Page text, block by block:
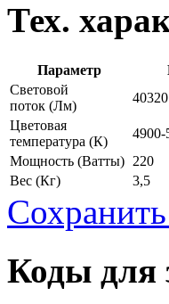
Тех.
Параметр
Световой
поток (Лм)
40320
Цветовая
температура (К)
4900-
Мощность (Ватты) 220
Вес (Кг) 3,5
Коды для